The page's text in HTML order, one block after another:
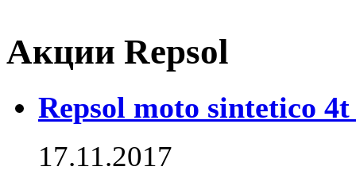
Акции Repsol
Repsol moto sintetico
17.11.2017